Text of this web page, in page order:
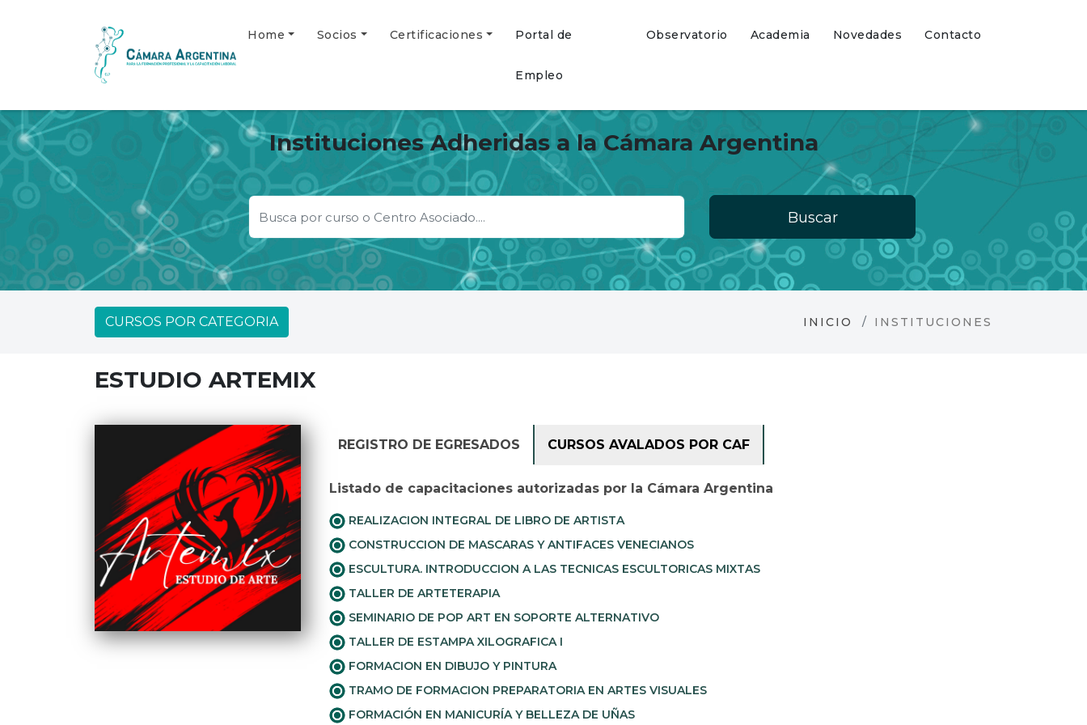
Home Socios Certificaciones Portal de
Empleo
Observatorio Academia Novedades Contacto
Instituciones Adheridas a la Cámara Argentina
Buscar
CURSOS POR CATEGORIA INICIO INSTITUCIONES
ESTUDIO ARTEMIX
REGISTRO DE EGRESADOS CURSOS AVALADOS POR CAF
Listado de capacitaciones autorizadas por la Cámara Argentina
REALIZACION INTEGRAL DE LIBRO DE ARTISTA
CONSTRUCCION DE MASCARAS Y ANTIFACES VENECIANOS
ESCULTURA. INTRODUCCION A LAS TECNICAS ESCULTORICAS MIXTAS
TALLER DE ARTETERAPIA
SEMINARIO DE POP ART EN SOPORTE ALTERNATIVO
TALLER DE ESTAMPA XILOGRAFICA I
FORMACION EN DIBUJO Y PINTURA
TRAMO DE FORMACION PREPARATORIA EN ARTES VISUALES
FORMACIÓN EN MANICURÍA Y BELLEZA DE UÑAS